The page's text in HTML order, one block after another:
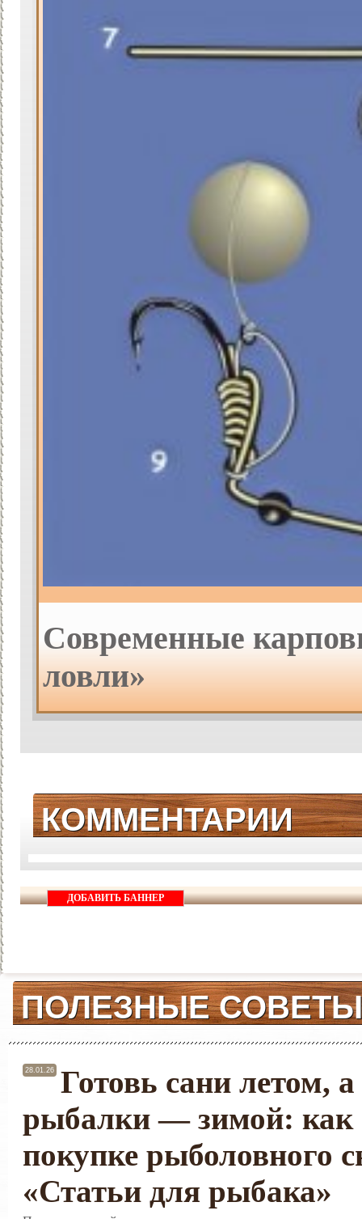
Современные
ловли»
КОММЕНТАРИИ
ДОБАВИТЬ БАННЕР
ПОЛЕЗНЫЕ СОВЕТЫ
28.01.26
Готовь сани летом,
рыбалки — зимой: как
покупке рыболовного
«Статьи для рыбака»